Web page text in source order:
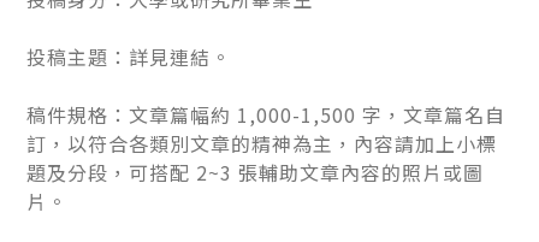
投稿主題：詳見連結。
稿件規格：文章篇幅約 1,000-1,500 字，文章篇名自
訂，以符合各類別文章的精神為主，內容請加上小標
題及分段，可搭配 2~3 張輔助文章內容的照片或圖
片。